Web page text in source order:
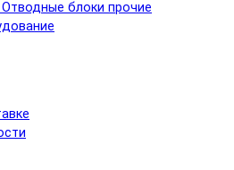
блоки прочие